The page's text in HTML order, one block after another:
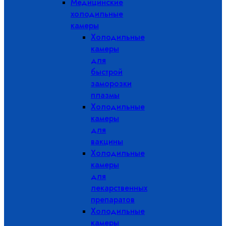
Медицинские
холодильные
камеры
Холодильные
камеры
для
быстрой
заморозки
плазмы
Холодильные
камеры
для
вакцины
Холодильные
камеры
для
лекарственных
препаратов
Холодильные
камеры